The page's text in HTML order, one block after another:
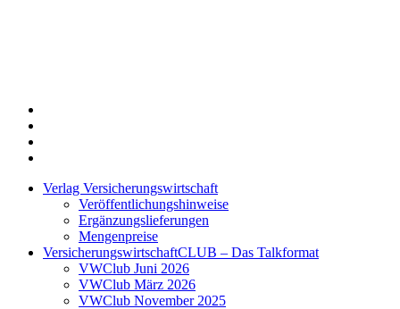
Verlag Versicherungswirtschaft
Veröffentlichungshinweise
Ergänzungslieferungen
Mengenpreise
VersicherungswirtschaftCLUB – Das Talkformat
VWClub Juni 2026
VWClub März 2026
VWClub November 2025